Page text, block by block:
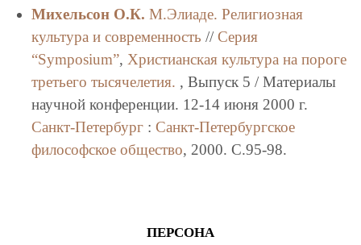
Михельсон О.К. М.Элиаде. Религиозная
культура и современность // Серия
“Symposium”, Христианская культура на пороге
третьего тысячелетия. , Выпуск 5 / Материалы
научной конференции. 12-14 июня 2000 г.
Санкт-Петербург: Санкт-Петербургское
философское общество, 2000. C.95-98.
ПЕРСОНА